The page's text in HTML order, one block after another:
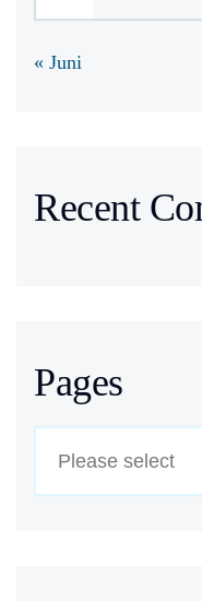
« Juni
Recent
Pages